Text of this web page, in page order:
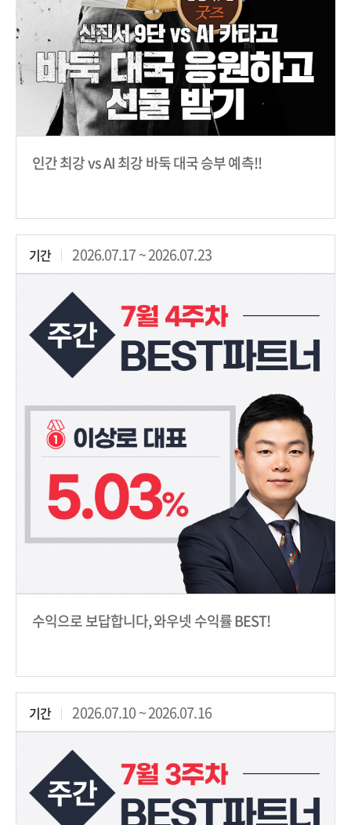
인간 최강 vs AI 최강 바둑 대국 승부 예측!!
기간 2026.07.17 ~ 2026.07.23
수익으로 보답합니다, 와우넷 수익률 BEST!
기간 2026.07.10 ~ 2026.07.16